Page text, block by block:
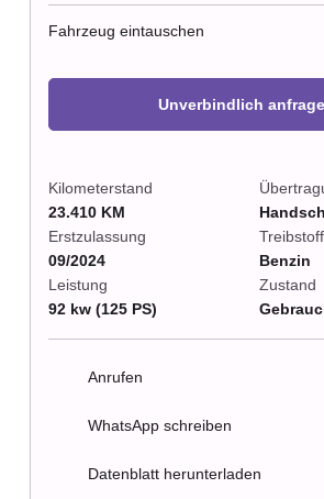
Fahrzeug eintauschen
Unverbindlich
Kilometerstand
23.410 KM
Erstzulassung
09/2024
Leistung
92 kw (125 PS)
Benzin
Zustand
Anrufen
WhatsApp schreiben
Datenblatt herunterladen